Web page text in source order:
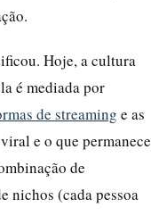
Hoje, a cultura
é mediada por
de streaming e as
e o que permanece
de
nichos (cada pessoa